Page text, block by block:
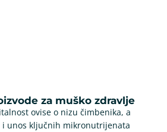
za muško zdravlje
ovise o nizu čimbenika, a
unos ključnih mikronutrijenata